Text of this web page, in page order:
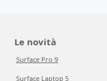
Le novità
Surface Pro 9
Surface Laptop 5